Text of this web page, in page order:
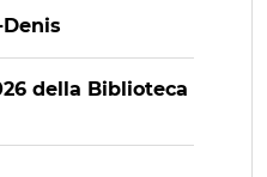
della Biblioteca